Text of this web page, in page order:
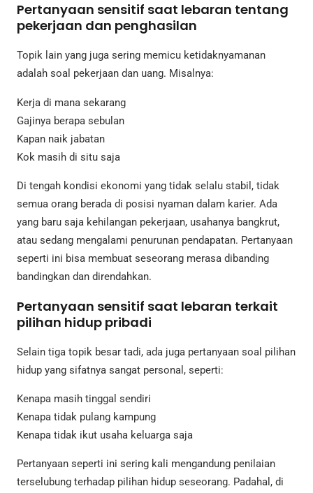
Pertanyaan sensitif saat lebaran tentang
pekerjaan dan penghasilan
Topik lain yang juga sering memicu ketidaknyamanan
adalah soal pekerjaan dan uang. Misalnya:
Kerja di mana sekarang
Gajinya berapa sebulan
Kapan naik jabatan
Kok masih di situ saja
Di tengah kondisi ekonomi yang tidak selalu stabil, tidak
semua orang berada di posisi nyaman dalam karier. Ada
yang baru saja kehilangan pekerjaan, usahanya bangkrut,
atau sedang mengalami penurunan pendapatan. Pertanyaan
seperti ini bisa membuat seseorang merasa dibanding
bandingkan dan direndahkan.
Pertanyaan sensitif saat lebaran terkait
pilihan hidup pribadi
Selain tiga topik besar tadi, ada juga pertanyaan soal pilihan
hidup yang sifatnya sangat personal, seperti:
Kenapa masih tinggal sendiri
Kenapa tidak pulang kampung
Kenapa tidak ikut usaha keluarga saja
Pertanyaan seperti ini sering kali mengandung penilaian
terselubung terhadap pilihan hidup seseorang. Padahal, di